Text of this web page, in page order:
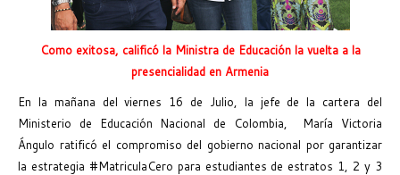
Como exitosa, calificó la Ministra de Educación la vuelta a la
presencialidad en Armenia
En la mañana del viernes 16 de Julio, la jefe de la cartera del
Ministerio de Educación Nacional de Colombia, María Victoria
Ángulo ratificó el compromiso del gobierno nacional por garantizar
la estrategia #MatriculaCero para estudiantes de estratos 1, 2 y 3